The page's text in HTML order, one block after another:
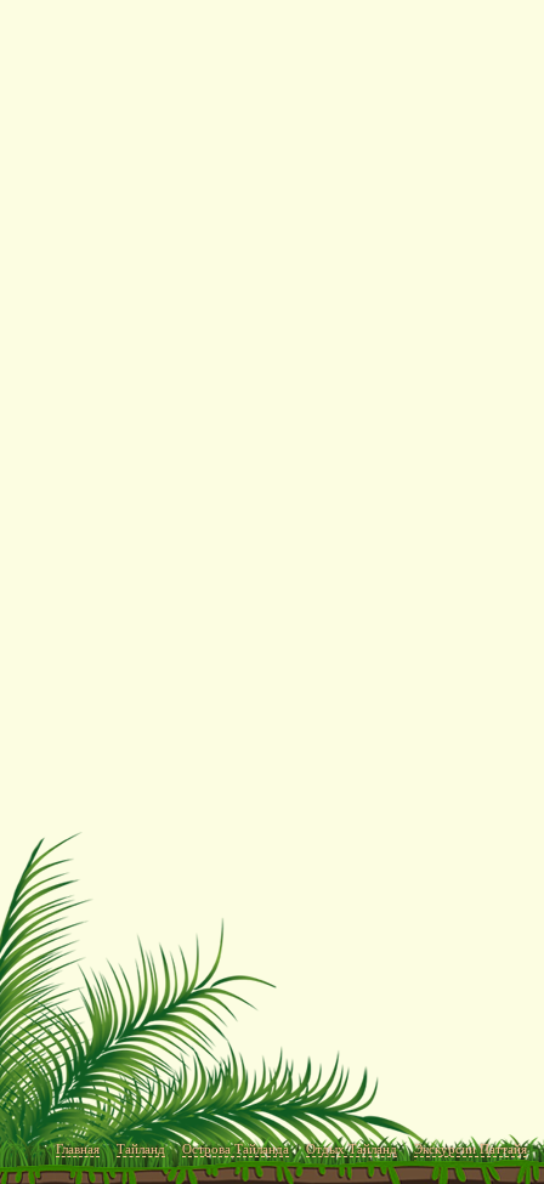
Главная Тайланд Острова Тайланда Отдых Тайланд Экскурсии Паттайя